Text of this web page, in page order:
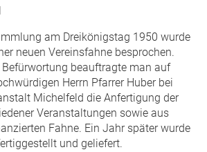
am Dreikönigstag 1950 wurde
neuen Vereinsfahne besprochen.
beauftragte man auf
Herrn Pfarrer Huber bei
Michelfeld die Anfertigung der
Veranstaltungen sowie aus
Fahne. Ein Jahr später wurde
und geliefert.